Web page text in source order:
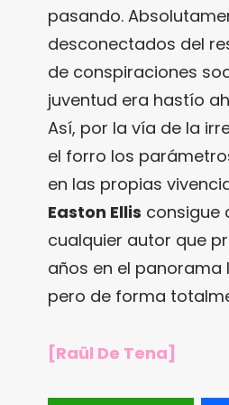
pasando.
desconectados del
de conspiraciones
juventud era hastío
Así, por la vía de la
el forro los
en las propias
Easton Ellis consigue
cualquier autor que
años en el
pero de forma
[Raül De Tena]